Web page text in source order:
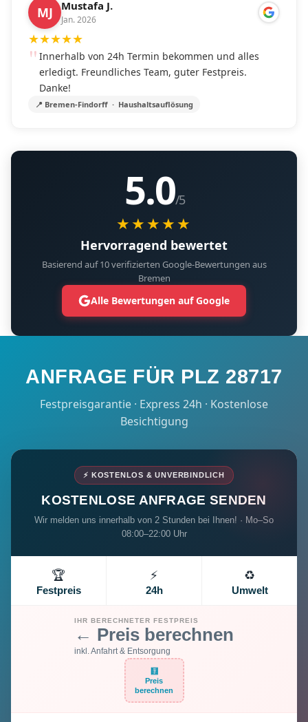
MJ Mustafa J.
Jan. 2026
★★★★★
Innerhalb von 24h Termin bekommen und alles
erledigt. Freundliches Team, guter Festpreis.
Danke!
📍 Bremen-Findorff · Haushaltsauflösung
5.0/5
★★★★★
Hervorragend bewertet
Basierend auf 10 verifizierten Google-Bewertungen aus
Bremen
Alle Bewertungen auf Google
ANFRAGE FÜR PLZ 28717
Festpreisgarantie · Express 24h · Kostenlose
Besichtigung
⚡ KOSTENLOS & UNVERBINDLICH
KOSTENLOSE ANFRAGE SENDEN
Wir melden uns innerhalb von 2 Stunden bei Ihnen! · Mo–So
08:00–22:00 Uhr
🏆
Festpreis
⚡
24h
♻️
Umwelt
IHR BERECHNETER FESTPREIS
← Preis berechnen
inkl. Anfahrt & Entsorgung
🧮
Preis
berechnen